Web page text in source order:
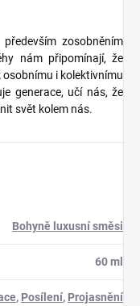
zosobněním
nám připomínají, že
i kolektivnímu
generace, učí nás, že
svět kolem nás.
Bohyně luxusní směsi
60 ml
, Posílení, Projasnění